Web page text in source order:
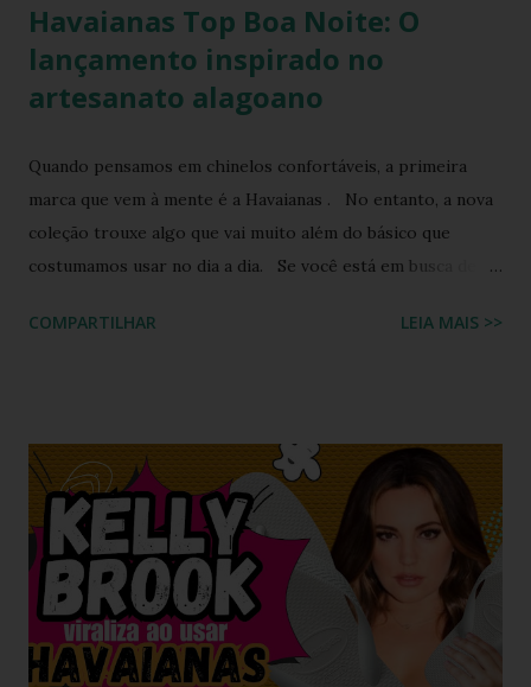
Havaianas Top Boa Noite: O
lançamento inspirado no
artesanato alagoano
Quando pensamos em chinelos confortáveis, a primeira
marca que vem à mente é a Havaianas . No entanto, a nova
coleção trouxe algo que vai muito além do básico que
costumamos usar no dia a dia. Se você está em busca de
riqueza cultural do Nordeste brasileiro, o Chinelo
verdadeira declaração de estilo e arte. Você já imaginou
carregar na sola dos seus pés uma tradição que é
transmitida de geração em geração pelas artesãs do sertão
alagoano? O grande segredo deste lançamento está na
habilidade de traduzir a identidade cultural brasileira em um
acessório de moda contemporâneo, sem perder a essência
da versatilidade que consagrou o formato clássico. É a
COMPARTILHAR LEIA MAIS >>